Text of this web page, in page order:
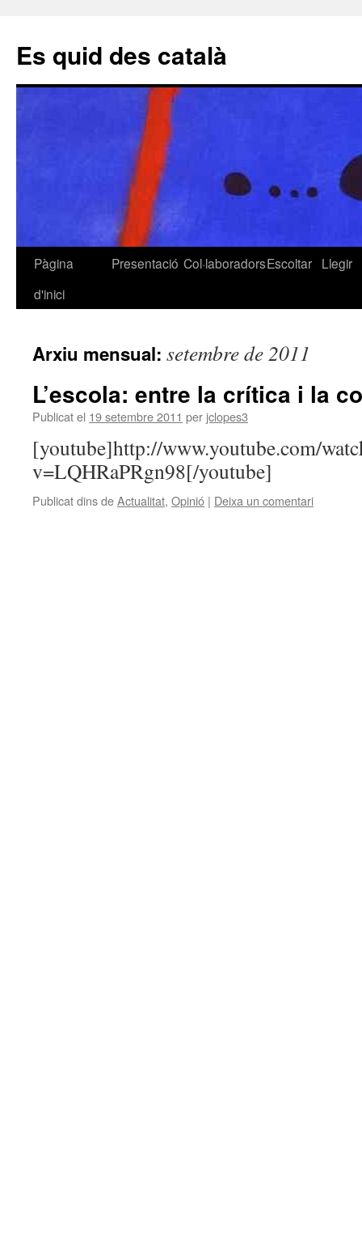
Es quid des català
Vés
Pàgina
d'inici
Presentació Col·laboradorsEscoltar Llegir
Arxiu mensual: setembre de 2011
L’escola: entre la crítica i la
Publicat el 19 setembre 2011 per jclopes3
[youtube]http://www.youtube.com/
v=LQHRaPRgn98[/youtube]
Publicat dins deActualitat, Opinió | Deixa un comentari